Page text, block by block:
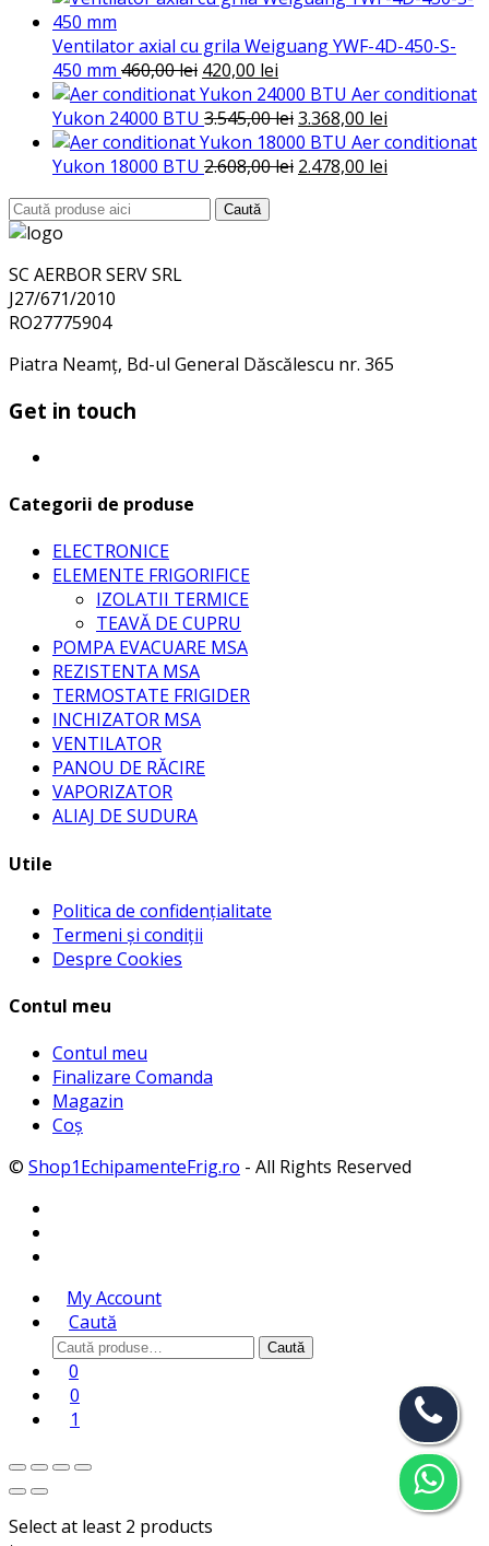
Ventilator axial cu grila Weiguang YWF-4D-450-S-
450 mm 460,00lei Prețul
inițial
a
fost:
460,00 lei.
420,00 lei
curent
este:
420,00 lei.
Aer conditionat
Yukon 24000 BTU 3.545,00leiPrețul
inițial
a
3.368,00 lei
curent
Aer conditionat
Yukon 18000 BTU 2.608,00lei Prețul
2.478,00 lei
Search
for:
Caută
SC AERBOR SERV SRL
J27/671/2010
RO27775904
Piatra Neamț, Bd-ul General Dăscălescu nr. 365
Get in touch
Categorii de produse
ELECTRONICE
ELEMENTE FRIGORIFICE
IZOLATII TERMICE
TEAVĂ DE CUPRU
POMPA EVACUARE MSA
REZISTENTA MSA
TERMOSTATE FRIGIDER
INCHIZATOR MSA
VENTILATOR
PANOU DE RĂCIRE
VAPORIZATOR
ALIAJ DE SUDURA
Utile
Politica de confidențialitate
Termeni și condiții
Despre Cookies
Contul meu
Contul meu
Finalizare Comanda
Magazin
Coș
© Shop1EchipamenteFrig.ro - All Rights Reserved
My Account
Caută
Caută
după:
Caută
0
0
1
Select at least 2 products